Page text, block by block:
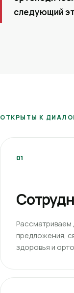
следующий
ОТКРЫТЫ К
01
Рассматриваем
предложения,
здоровья и